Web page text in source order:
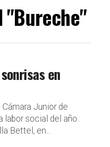
"Bureche"
en
Junior de
labor social del año
Bettel, en...